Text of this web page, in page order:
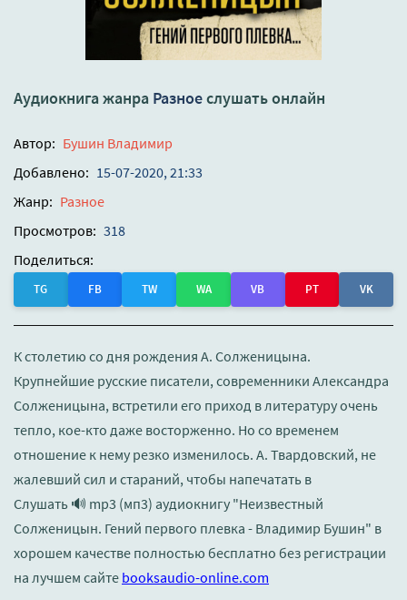
Аудиокнига жанра Разноеслушать онлайн
Автор: Бушин Владимир
Добавлено: 15-07-2020, 21:33
Жанр: Разное
Просмотров: 318
Поделиться:
TG FB TW WA VB PT VK
К столетию со дня рождения А. Солженицына.
Крупнейшие русские писатели, современники Александра
Солженицына, встретили его приход в литературу очень
тепло, кое-кто даже восторженно. Но со временем
отношение к нему резко изменилось. А. Твардовский, не
жалевший сил и стараний, чтобы напечатать в
Слушать 🔊 mp3 (мп3) аудиокнигу "Неизвестный
Солженицын. Гений первого плевка - Владимир Бушин" в
хорошем качестве полностью бесплатно без регистрации
на лучшем сайте booksaudio-online.com